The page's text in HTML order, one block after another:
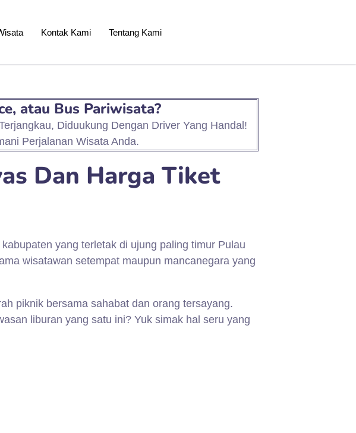
Kontak Kami Tentang Kami
atau Bus Pariwisata?
Diduukung Dengan Driver Yang Handal!
Perjalanan Wisata Anda.
Dan Harga Tiket
yang terletak di ujung paling timur Pulau
wisatawan setempat maupun mancanegara yang
piknik bersama sahabat dan orang tersayang.
liburan yang satu ini? Yuk simak hal seru yang